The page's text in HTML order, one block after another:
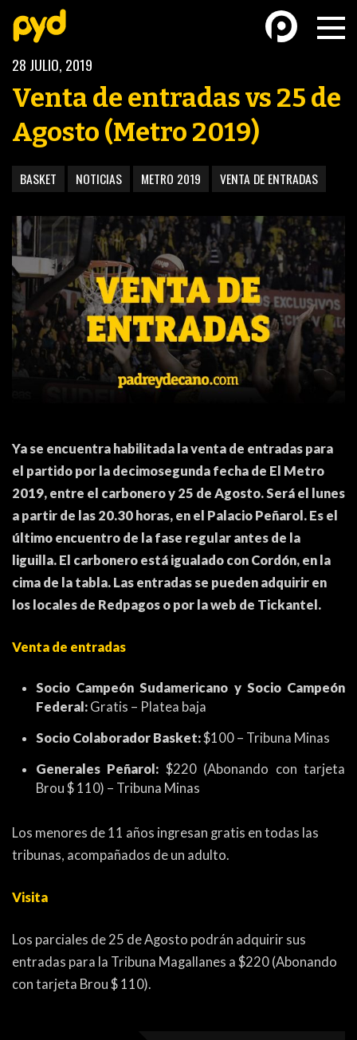
BASKETBALL FÚTBOL FEMENINO
FUTSAL FUTSAL FEMENINO
ACTUALIDAD
PARTIDOS
CONTENIDOS
COLUMNAS
ELECCIONES
TRIBUNA
PYD RADIO
EDITORIALES
OTROS DEPORTES
FÚTBOL PLAYA
MÁS DE PYD
HISTORIA
FORO
28 JULIO, 2019
Venta de entradas vs 25 de
Agosto (Metro 2019)
BASKET NOTICIAS METRO 2019 VENTA DE ENTRADAS
Ya se encuentra habilitada la venta de entradas para
el partido por la decimosegunda fecha de El Metro
2019, entre el carbonero y 25 de Agosto. Será el lunes
a partir de las 20.30 horas, en el Palacio Peñarol. Es el
último encuentro de la fase regular antes de la
liguilla. El carbonero está igualado con Cordón, en la
cima de la tabla. Las entradas se pueden adquirir en
los locales de Redpagos o por la web de Tickantel.
Venta de entradas
Socio Campeón Sudamericano y Socio Campeón
Federal: Gratis – Platea baja
Socio Colaborador Basket:$100 – Tribuna Minas
Generales Peñarol: $220 (Abonando con tarjeta
Brou $ 110) – Tribuna Minas
Los menores de 11 años ingresan gratis en todas las
tribunas, acompañados de un adulto.
Visita
Los parciales de 25 de Agosto podrán adquirir sus
entradas para la Tribuna Magallanes a $220 (Abonando
con tarjeta Brou $ 110).